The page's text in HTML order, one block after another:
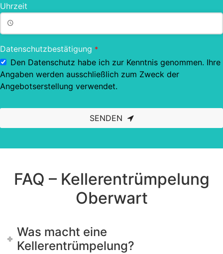
Uhrzeit
Datenschutzbestätigung *
Den Datenschutz habe ich zur Kenntnis genommen. Ihre
Angaben werden ausschließlich zum Zweck der
Angebotserstellung verwendet.
SENDEN
should
FAQ – Kellerentrümpelung
Oberwart
Was macht eine
Kellerentrümpelung?